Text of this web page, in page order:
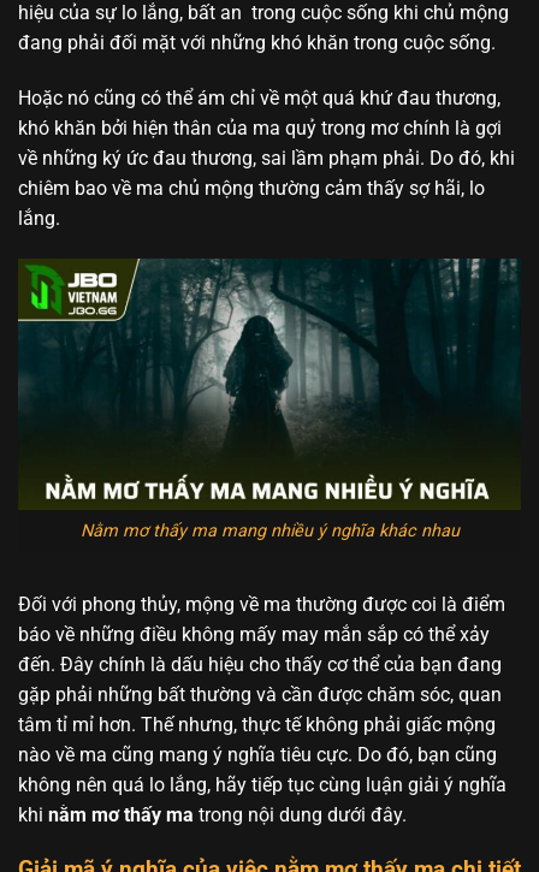
hiệu của sự lo lắng, bất an trong cuộc sống khi chủ mộng
đang phải đối mặt với những khó khăn trong cuộc sống.
Hoặc nó cũng có thể ám chỉ về một quá khứ đau thương,
khó khăn bởi hiện thân của ma quỷ trong mơ chính là gợi
về những ký ức đau thương, sai lầm phạm phải. Do đó, khi
chiêm bao về ma chủ mộng thường cảm thấy sợ hãi, lo
lắng.
Nằm mơ thấy ma mang nhiều ý nghĩa khác nhau
Đối với phong thủy, mộng về ma thường được coi là điểm
báo về những điều không mấy may mắn sắp có thể xảy
đến. Đây chính là dấu hiệu cho thấy cơ thể của bạn đang
gặp phải những bất thường và cần được chăm sóc, quan
tâm tỉ mỉ hơn. Thế nhưng, thực tế không phải giấc mộng
nào về ma cũng mang ý nghĩa tiêu cực. Do đó, bạn cũng
không nên quá lo lắng, hãy tiếp tục cùng luận giải ý nghĩa
khi nằm mơ thấy ma trong nội dung dưới đây.